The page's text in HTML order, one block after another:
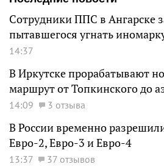
Сотрудники ППС в Ангарске
пытавшегося угнать
14:37
В Иркутске прорабатывают
маршрут от Топкинского до
14:09 3 отзыва
В России временно
Евро-2, Евро-3 и Евро-4
13:37 37 отзывов